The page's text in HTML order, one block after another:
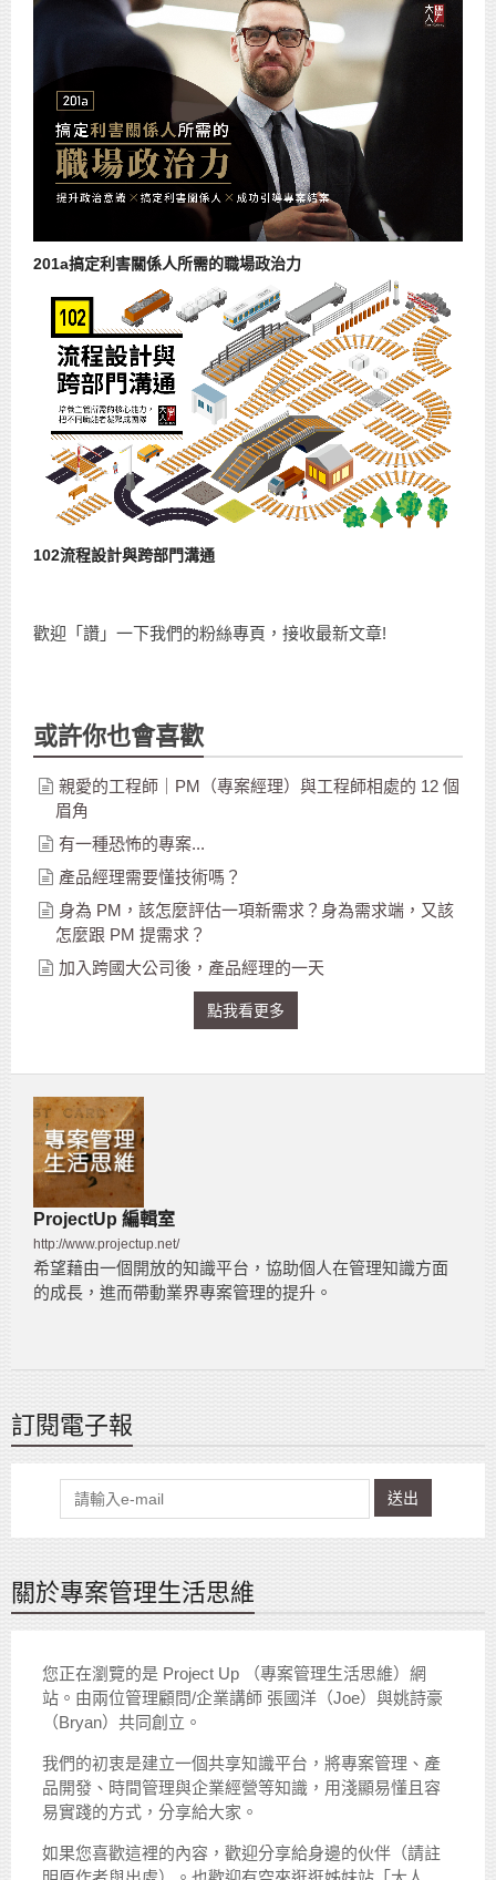
201a搞定利害關係人所需的職場政治力
102流程設計與跨部門溝通
歡迎「讚」一下我們的粉絲專頁，接收最新文章!
或許你也會喜歡
親愛的工程師｜PM（專案經理）與工程師相處的 12 個
眉角
有一種恐怖的專案...
產品經理需要懂技術嗎？
身為 PM，該怎麼評估一項新需求？身為需求端，又該
怎麼跟 PM 提需求？
加入跨國大公司後，產品經理的一天
點我看更多
ProjectUp 編輯室
http://www.projectup.net/
希望藉由一個開放的知識平台，協助個人在管理知識方面
的成長，進而帶動業界專案管理的提升。
訂閱電子報
送出
關於專案管理生活思維
您正在瀏覽的是 Project Up （專案管理生活思維）網
站。由兩位管理顧問/企業講師 張國洋（Joe）與姚詩豪
（Bryan）共同創立。
我們的初衷是建立一個共享知識平台，將專案管理、產
品開發、時間管理與企業經營等知識，用淺顯易懂且容
易實踐的方式，分享給大家。
如果您喜歡這裡的內容，歡迎分享給身邊的伙伴（請註